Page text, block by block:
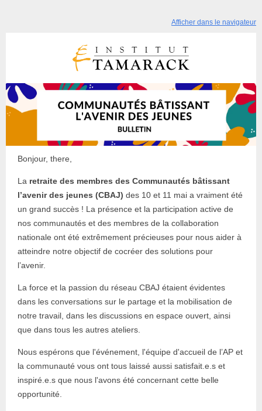
Afficher dans le navigateur
Bonjour, there,
La retraite des membres des Communautés bâtissant
l’avenir des jeunes (CBAJ) des 10 et 11 mai a vraiment été
un grand succès ! La présence et la participation active de
nos communautés et des membres de la collaboration
nationale ont été extrêmement précieuses pour nous aider à
atteindre notre objectif de cocréer des solutions pour
l’avenir.
La force et la passion du réseau CBAJ étaient évidentes
dans les conversations sur le partage et la mobilisation de
notre travail, dans les discussions en espace ouvert, ainsi
que dans tous les autres ateliers.
Nous espérons que l'événement, l'équipe d'accueil de l’AP et
la communauté vous ont tous laissé aussi satisfait.e.s et
inspiré.e.s que nous l'avons été concernant cette belle
opportunité.